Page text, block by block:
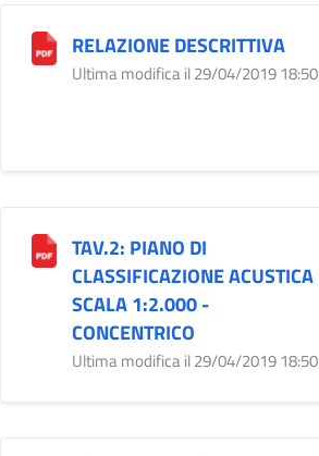
RELAZIONE DESCRITTIVA
Ultima modifica il 29/04/2019 18:50
TAV.2: PIANO DI
CLASSIFICAZIONE ACUSTICA
SCALA 1:2.000 -
CONCENTRICO
Ultima modifica il 29/04/2019 18:50